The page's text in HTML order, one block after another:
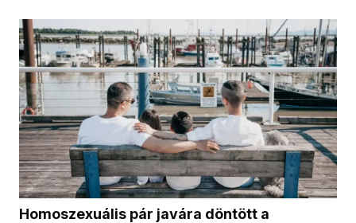
Homoszexuális pár javára döntött a